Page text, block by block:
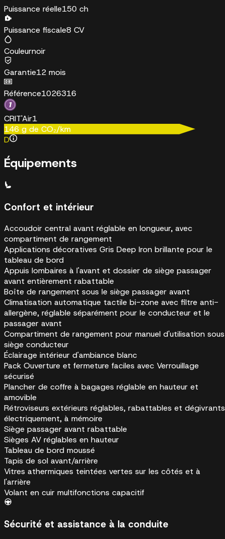
Puissance réelle150 ch
Puissance fiscale8 CV
Couleurnoir
Garantie12 mois
Référence1026316
CRIT'Air1
146 g de CO₂/km
D
Équipements
Confort et intérieur
Accoudoir central avant réglable en longueur, avec
compartiment de rangement
Applications décoratives Gris Deep Iron brillante pour le
tableau de bord
Appuis lombaires à l'avant et dossier de siège passager
avant entièrement rabattable
Boîte de rangement sous le siège passager avant
Climatisation automatique tactile bi-zone avec filtre anti-
allergène, réglable séparément pour le conducteur et le
passager avant
Compartiment de rangement pour manuel d'utilisation sous
siège conducteur
Éclairage intérieur d'ambiance blanc
Pack Ouverture et fermeture faciles avec Verrouillage
sécurisé
Plancher de coffre à bagages réglable en hauteur et
amovible
Rétroviseurs extérieurs réglables, rabattables et dégivrants
électriquement, à mémoire
Siège passager avant rabattable
Sièges AV réglables en hauteur
Tableau de bord moussé
Tapis de sol avant/arrière
Vitres athermiques teintées vertes sur les côtés et à
l'arrière
Volant en cuir multifonctions capacitif
Sécurité et assistance à la conduite